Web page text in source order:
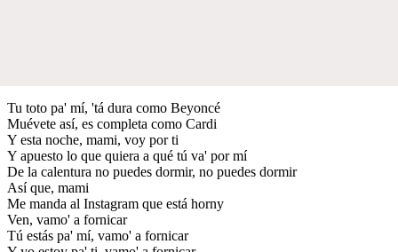
Tu toto pa' mí, 'tá dura como Beyoncé
Muévete así, es completa como Cardi
Y esta noche, mami, voy por ti
Y apuesto lo que quiera a qué tú va' por mí
De la calentura no puedes dormir, no puedes dormir
Así que, mami
Me manda al Instagram que está horny
Ven, vamo' a fornicar
Tú estás pa' mí, vamo' a fornicar